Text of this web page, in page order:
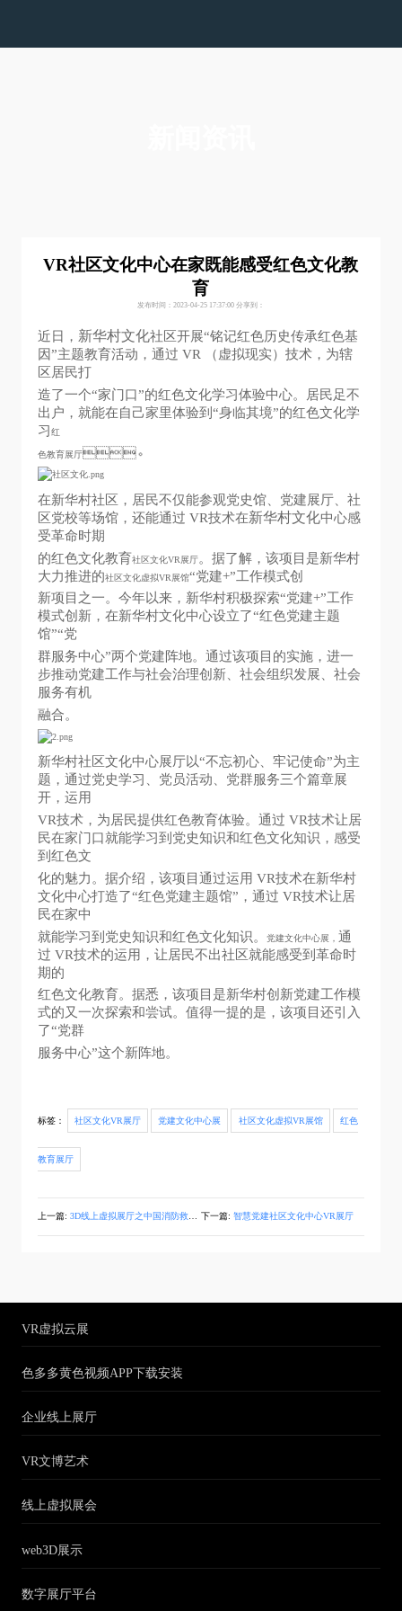
VR社区文化中心在家既能感受红色文化教
育
发布时间：2023-04-25 17:37:00 分享到：
近日， 新华村文化社区开展“铭记红色历史传承红色基
因”主题教育活动，通过 VR （虚拟现实）技术，为辖
区居民打
造了一个“家门口”的红色文化学习体验中心。居民足不
出户，就能在自己家里体验到“身临其境”的红色文化学
习 红
色教育展厅。
在新华村社区，居民不仅能参观党史馆、党建展厅、社
区党校等场馆，还能通过 VR技术在新华村文化中心感
受革命时期
的红色文化教育社区文化VR展厅。据了解，该项目是新华村
大力推进的社区文化虚拟VR展馆“党建+”工作模式创
新项目之一。今年以来，新华村积极探索“党建+”工作
模式创新，在新华村文化中心设立了“红色党建主题
馆”“党
群服务中心”两个党建阵地。通过该项目的实施，进一
步推动党建工作与社会治理创新、社会组织发展、社会
服务有机
融合。
新华村社区文化中心展厅以“不忘初心、牢记使命”为主
题，通过党史学习、党员活动、党群服务三个篇章展
开，运用
VR技术，为居民提供红色教育体验。通过 VR技术让居
民在家门口就能学习到党史知识和红色文化知识，感受
到红色文
化的魅力。据介绍，该项目通过运用 VR技术在新华村
文化中心打造了“红色党建主题馆”，通过 VR技术让居
民在家中
就能学习到党史知识和红色文化知识。
党建文化中心展， 通
过 VR技术的运用，让居民不出社区就能感受到革命时
期的
红色文化教育。据悉，该项目是新华村创新党建工作模
式的又一次探索和尝试。 值得一提的是，该项目还引入
了“党群
服务中心”这个新阵地。
标签： 社区文化VR展厅 党建文化中心展 社区文化虚拟VR展馆 红色
教育展厅
上一篇: 3D线上虚拟展厅之中国消防救援宣传教育展 下一篇: 智慧党建社区文化中心VR展厅
VR虚拟云展
色多多黄色视频APP下载安装
企业线上展厅
VR文博艺术
线上虚拟展会
web3D展示
数字展厅平台